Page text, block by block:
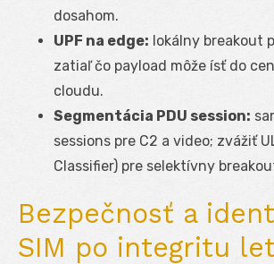
dosahom.
UPF na edge: lokálny breakout
zatiaľ čo payload môže ísť do
cloudu.
Segmentácia PDU session:
sessions pre C2 a video; zvážiť
Classifier) pre selektívny
Bezpečnosť a
SIM po integritu